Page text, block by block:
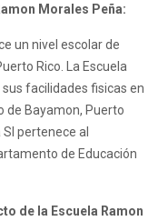
Morales Peña:
un nivel escolar de
Rico. La Escuela
facilidades fisicas en
de Bayamon, Puerto
pertenece al
de Educación
de la Escuela Ramon